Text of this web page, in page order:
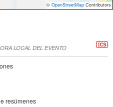
© OpenStreetMap Contributors
LOCAL DEL EVENTO
resúmenes